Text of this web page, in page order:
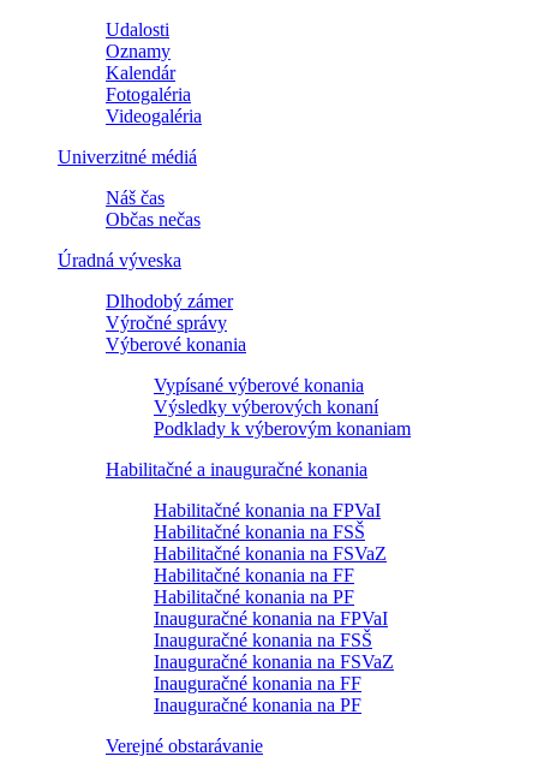
Udalosti
Oznamy
Kalendár
Fotogaléria
Videogaléria
Univerzitné médiá
Náš čas
Občas nečas
Úradná výveska
Dlhodobý zámer
Výročné správy
Výberové konania
Vypísané výberové konania
Výsledky výberových konaní
Podklady k výberovým konaniam
Habilitačné a inauguračné konania
Habilitačné konania na FPVaI
Habilitačné konania na FSŠ
Habilitačné konania na FSVaZ
Habilitačné konania na FF
Habilitačné konania na PF
Inauguračné konania na FPVaI
Inauguračné konania na FSŠ
Inauguračné konania na FSVaZ
Inauguračné konania na FF
Inauguračné konania na PF
Verejné obstarávanie